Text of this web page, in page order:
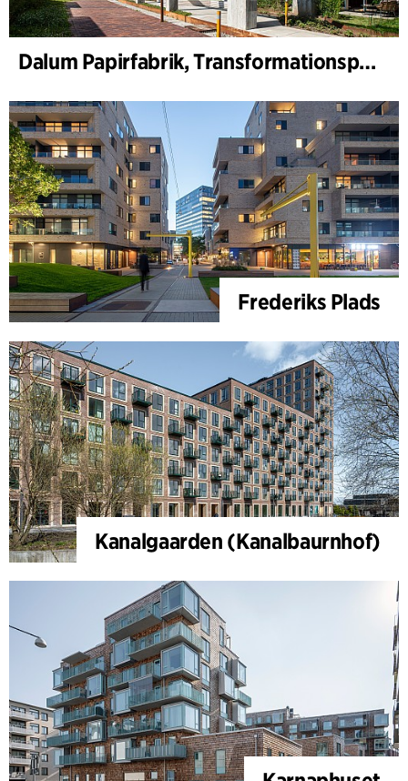
Dalum Papirfabrik, Transformationsplan
Frederiks Plads
Kanalgaarden (Kanalbaurnhof)